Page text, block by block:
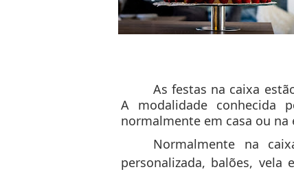
As festas na caixa
A modalidade conhecida
normalmente em casa ou na
Normalmente na
personalizada, balões,